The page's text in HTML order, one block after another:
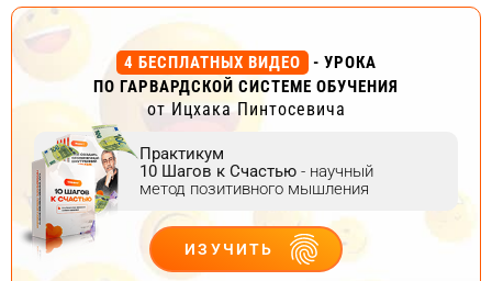
4 БЕСПЛАТНЫХ ВИДЕО
- УРОКА
ПО ГАРВАРДСКОЙ СИСТЕМЕ ОБУЧЕНИЯ
от Ицхака Пинтосевича
Практикум
10 Шагов к Счастью - научный
метод позитивного мышления
ИЗУЧИТЬ